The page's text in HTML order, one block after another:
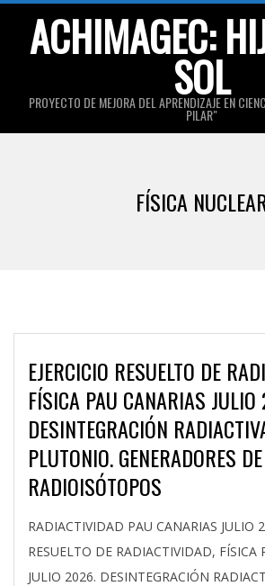
ACHIMAGEC:
SOL
PROYECTO DE MEJORA DEL APRENDIZAJE EN
PILAR"
FÍSICA
EJERCICIO RESUELTO DE
FÍSICA PAU CANARIAS
DESINTEGRACIÓN
PLUTONIO. GENERADORES DE
RADIOISÓTOPOS
2026-
07-
08
RADIACTIVIDAD PAU CANARIAS JULIO
RESUELTO DE RADIACTIVIDAD, FÍSICA
JULIO 2026. DESINTEGRACIÓN